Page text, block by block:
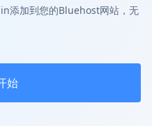
添加到您的Bluehost网站，无
始